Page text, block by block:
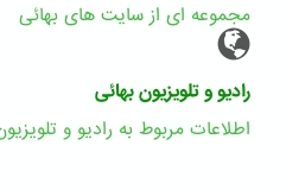
مجموعه ای از سایت های بهائی
رادیو و تلویزیون بهائی
اطلاعات مربوط به رادیو و